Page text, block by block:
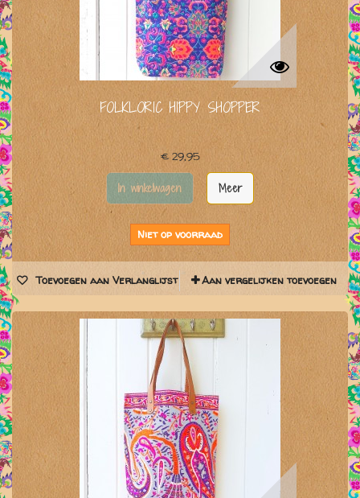
FOLKLORIC HIPPY SHOPPER
€ 29,95
In winkelwagen Meer
Niet op voorraad
Toevoegen aan Verlanglijst Aan vergelijken toevoegen